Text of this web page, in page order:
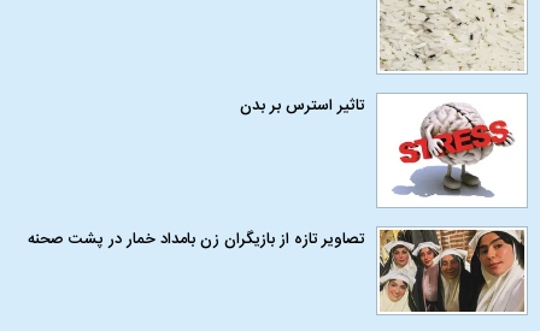
تاثیر استرس بر بدن
تصاویر تازه از بازیگران زن بامداد خمار در پشت صحنه